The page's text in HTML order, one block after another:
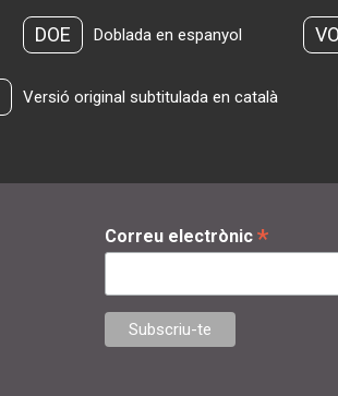
DOE Doblada en espanyol
Versió original subtitulada en català
Correu electrònic *